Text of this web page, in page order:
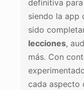
definitiva
siendo la app
sido
lecciones,
más. Con
cada aspecto